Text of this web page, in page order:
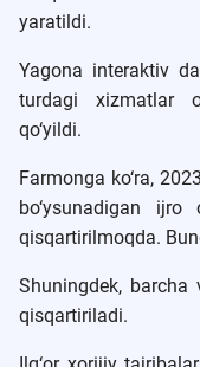
yaratildi.
Yagona interaktiv
turdagi xizmatlar
qo‘yildi.
Farmonga ko‘ra,
bo‘ysunadigan
qisqartirilmoqda.
Shuningdek,
qisqartiriladi.